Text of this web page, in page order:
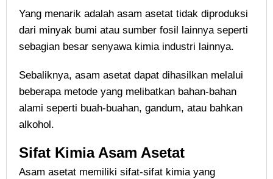
Yang menarik adalah asam asetat tidak diproduksi
dari minyak bumi atau sumber fosil lainnya seperti
sebagian besar senyawa kimia industri lainnya.
Sebaliknya, asam asetat dapat dihasilkan melalui
beberapa metode yang melibatkan bahan-bahan
alami seperti buah-buahan, gandum, atau bahkan
alkohol.
Sifat Kimia Asam Asetat
Asam asetat memiliki sifat-sifat kimia yang